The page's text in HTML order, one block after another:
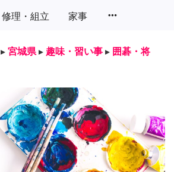
修理・組立 家事 more_horiz
▸ 宮城県 ▸ 趣味・習い事 ▸ 囲碁・将